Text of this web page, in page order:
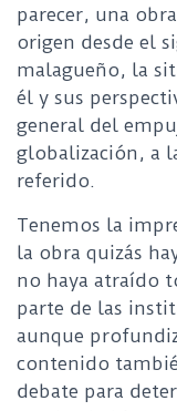
parecer, una
origen desde el
malagueño, la
él y sus
general del
globalización, a
referido.
Tenemos la
la obra quizás
no haya atraído
parte de las
aunque
contenido
debate para